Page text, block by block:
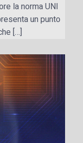
la norma UNI
un punto
[…]